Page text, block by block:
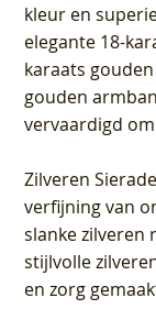
kleur en
elegante 18-
karaats
gouden
vervaardigd
Zilveren
verfijning van
slanke zilveren
stijlvolle
en zorg